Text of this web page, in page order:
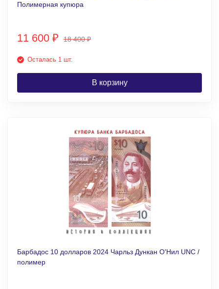
Полимерная купюра
11 600 ₽ 18 400₽
Осталась 1 шт.
В корзину
Барбадос 10 долларов 2024 Чарльз Дункан О'Нил UNC /
полимер